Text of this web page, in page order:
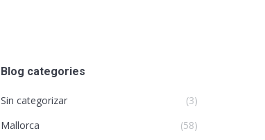
Blog categories
Sin categorizar
(3)
Mallorca
(58)